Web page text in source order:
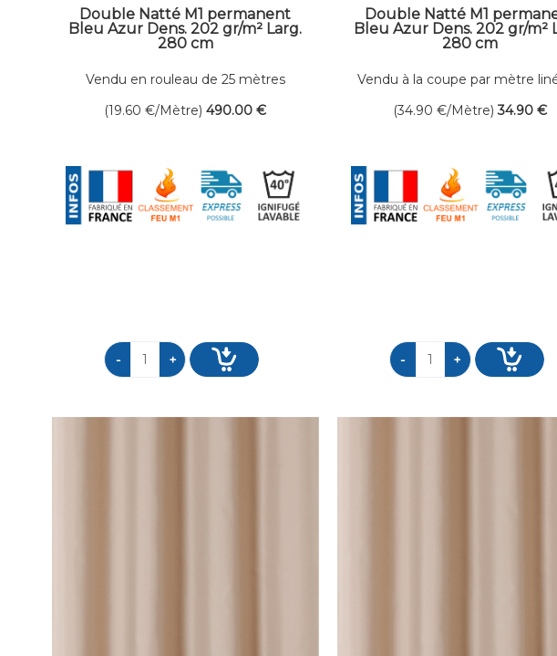
Double Natté M1 permanent
Bleu Azur Dens. 202 gr/m² Larg.
280 cm
Vendu en rouleau de 25 mètres
(19.60€/Mètre) 490.00 €
Double Natté M1
Bleu Azur Dens. 202 gr/m²
280 cm
Vendu à la coupe par mètre
(34.90€/Mètre) 34.90 €